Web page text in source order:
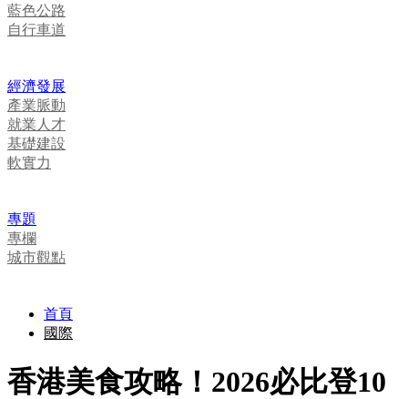
藍色公路
自行車道
經濟發展
產業脈動
就業人才
基礎建設
軟實力
專題
專欄
城市觀點
首頁
國際
香港美食攻略！2026必比登10